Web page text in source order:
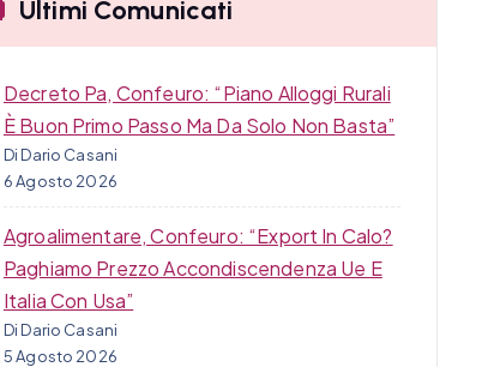
Ultimi Comunicati
Decreto Pa, Confeuro: “Piano Alloggi Rurali
È Buon Primo Passo Ma Da Solo Non Basta”
Di Dario Casani
6 Agosto 2026
Agroalimentare, Confeuro: “Export In Calo?
Paghiamo Prezzo Accondiscendenza Ue E
Italia Con Usa”
Di Dario Casani
5 Agosto 2026